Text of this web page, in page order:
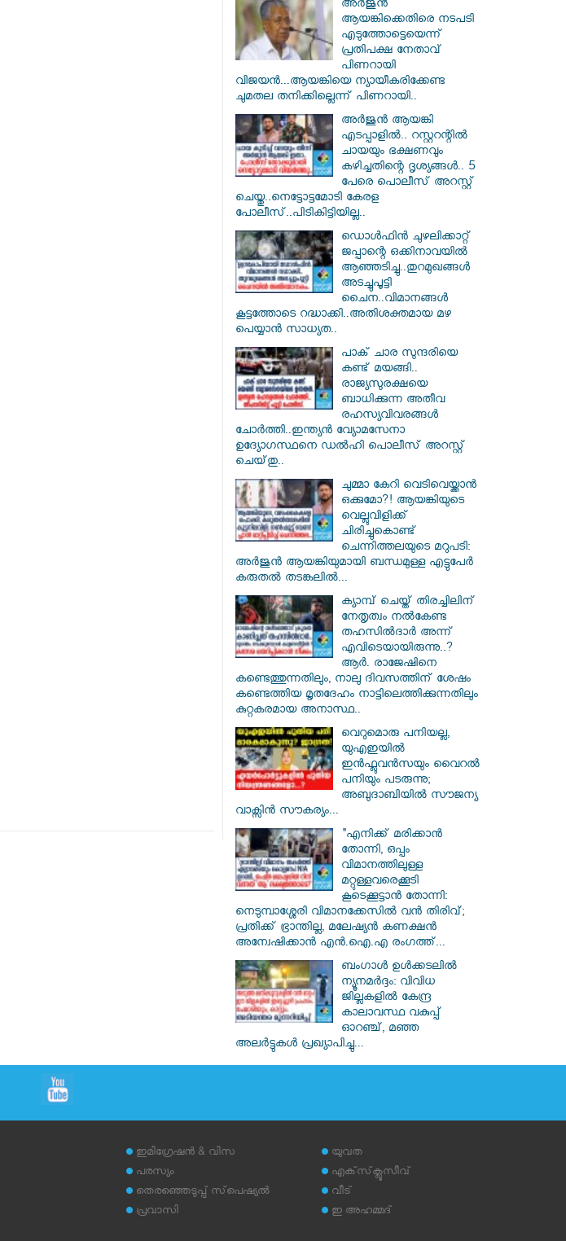
അർജുൻ
ആയങ്കിക്കെതിരെ നടപടി
എടുത്തോട്ടെയെന്ന്
പ്രതിപക്ഷ നേതാവ്
പിണറായി
വിജയൻ...ആയങ്കിയെ ന്യായീകരിക്കേണ്ട
ചുമതല തനിക്കില്ലെന്ന് പിണറായി..
അർജുൻ ആയങ്കി
എടപ്പാളിൽ.. റസ്റ്ററന്റിൽ
ചായയും ഭക്ഷണവും
കഴിച്ചതിന്റെ ദൃശ്യങ്ങൾ.. 5
പേരെ പൊലീസ് അറസ്റ്റ്
ചെയ്തു..നെട്ടോട്ടമോടി കേരള
പോലീസ്..പിടികിട്ടിയില്ല..
ഡൊൾഫിൻ ചുഴലിക്കാറ്റ്
ജപ്പാന്റെ ഒക്കിനാവയിൽ
ആഞ്ഞടിച്ചു..തുറമുഖങ്ങൾ
അടച്ചുപൂട്ടി
ചൈന..വിമാനങ്ങൾ
കൂട്ടത്തോടെ റദ്ധാക്കി..അതിശക്തമായ മഴ
പെയ്യാൻ സാധ്യത..
പാക് ചാര സുന്ദരിയെ
കണ്ട് മയങ്ങി..
രാജ്യസുരക്ഷയെ
ബാധിക്കുന്ന അതീവ
രഹസ്യവിവരങ്ങൾ
ചോർത്തി..ഇന്ത്യൻ വ്യോമസേനാ
ഉദ്യോഗസ്ഥനെ ഡൽഹി പൊലീസ് അറസ്റ്റ്
ചെയ്‌തു..
ചുമ്മാ കേറി വെടിവെയ്ക്കാൻ
ഒക്കുമോ?! ആയങ്കിയുടെ
വെല്ലുവിളിക്ക്
ചിരിച്ചുകൊണ്ട്
ചെന്നിത്തലയുടെ മറുപടി:
അർജുൻ ആയങ്കിയുമായി ബന്ധമുള്ള എട്ടുപേർ
കരുതൽ തടങ്കലിൽ...
ക്യാമ്പ് ചെയ്ത് തിരച്ചിലിന്
നേതൃത്വം നല്‍കേണ്ട
തഹസില്‍ദാര്‍ അന്ന്
എവിടെയായിരുന്നു..?
ആര്‍. രാജേഷിനെ
കണ്ടെത്തുന്നതിലും, നാലു ദിവസത്തിന് ശേഷം
കണ്ടെത്തിയ മൃതദേഹം നാട്ടിലെത്തിക്കുന്നതിലും
കുറ്റകരമായ അനാസ്ഥ..
വെറുമൊരു പനിയല്ല,
യുഎഇയിൽ
ഇൻഫ്ലുവൻസയും വൈറൽ
പനിയും പടരുന്നു;
അബുദാബിയിൽ സൗജന്യ
വാക്സിൻ സൗകര്യം...
"എനിക്ക് മരിക്കാൻ
തോന്നി, ഒപ്പം
വിമാനത്തിലുള്ള
മറ്റുള്ളവരെക്കൂടി
കൂടെക്കൂട്ടാൻ തോന്നി:
നെടുമ്പാശ്ശേരി വിമാനക്കേസിൽ വൻ തിരിവ്;
പ്രതിക്ക് ഭ്രാന്തില്ല, മലേഷ്യൻ കണക്ഷൻ
അന്വേഷിക്കാൻ എൻ.ഐ.എ രംഗത്ത്...
ബംഗാൾ ഉൾക്കടലിൽ
ന്യൂനമർദ്ദം: വിവിധ
ജില്ലകളിൽ കേന്ദ്ര
കാലാവസ്ഥ വകുപ്പ്
ഓറഞ്ച്, മഞ്ഞ
അലർട്ടുകൾ പ്രഖ്യാപിച്ചു...
ഇമിഗ്രേഷന്‍ & വിസ
പരസ്യം
തെരഞ്ഞെടുപ്പ് സ്‌പെഷ്യല്‍
പ്രവാസി
യുവത
എക്‌സ്‌ക്ലൂസീവ്
വീട്
ഇ അഹമ്മദ്‌